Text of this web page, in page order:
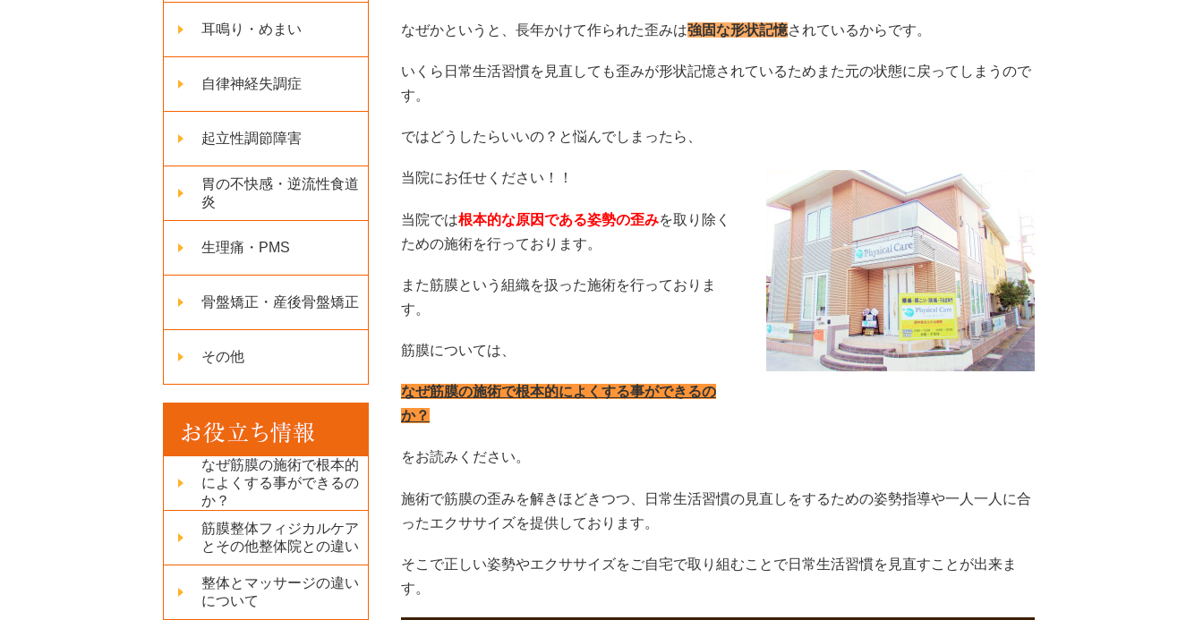
耳鳴り・めまい
自律神経失調症
起立性調節障害
胃の不快感・逆流性食道
炎
生理痛・PMS
骨盤矯正・産後骨盤矯正
その他
なぜ筋膜の施術で根本的
によくする事ができるの
か？
筋膜整体フィジカルケア
とその他整体院との違い
整体とマッサージの違い
について
なぜかというと、長年かけて作られた歪みは強固な形状記憶されているからです。
いくら日常生活習慣を見直しても歪みが形状記憶されているためまた元の状態に戻ってしまうので
す。
ではどうしたらいいの？と悩んでしまったら、
当院にお任せください！！
当院では根本的な原因である姿勢の歪みを取り除く
ための施術を行っております。
また筋膜という組織を扱った施術を行っておりま
す。
筋膜については、
なぜ筋膜の施術で根本的によくする事ができるの
か？
をお読みください。
施術で筋膜の歪みを解きほどきつつ、日常生活習慣の見直しをするための姿勢指導や一人一人に合
ったエクササイズを提供しております。
そこで正しい姿勢やエクササイズをご自宅で取り組むことで日常生活習慣を見直すことが出来ま
す。